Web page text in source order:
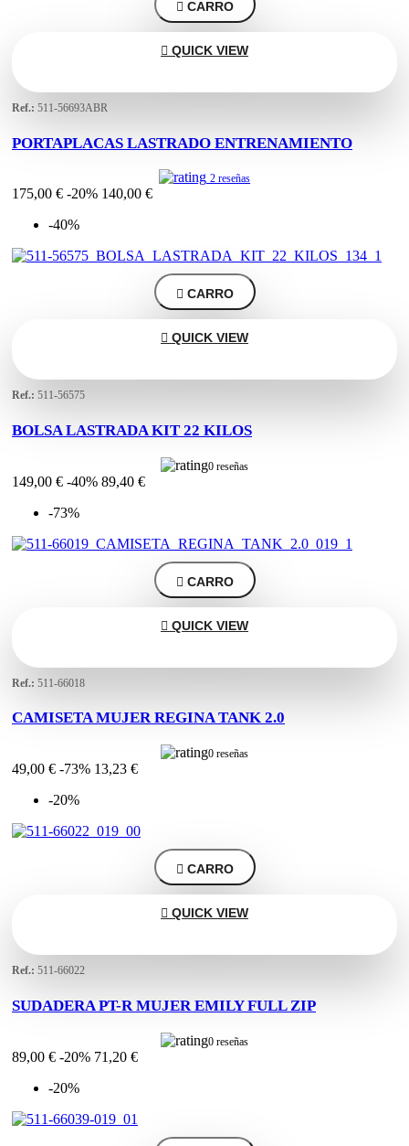
 CARRO
 QUICK VIEW
Ref.: 511-56693ABR
PORTAPLACAS LASTRADO ENTRENAMIENTO
2 reseñas
175,00 € -20% 140,00 €
-40%
 CARRO
 QUICK VIEW
Ref.: 511-56575
BOLSA LASTRADA KIT 22 KILOS
0 reseñas
149,00 € -40% 89,40 €
-73%
 CARRO
 QUICK VIEW
Ref.: 511-66018
CAMISETA MUJER REGINA TANK 2.0
0 reseñas
49,00 € -73% 13,23 €
-20%
 CARRO
 QUICK VIEW
Ref.: 511-66022
SUDADERA PT-R MUJER EMILY FULL ZIP
0 reseñas
89,00 € -20% 71,20 €
-20%